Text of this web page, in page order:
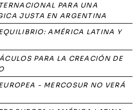
PARA UNA
JUSTA EN ARGENTINA
AMÉRICA LATINA Y
PARA LA CREACIÓN DE
- MERCOSUR NO VERÁ